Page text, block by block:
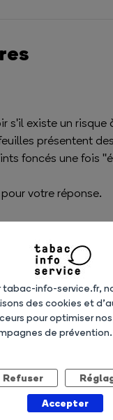
s'il existe un risque
présentent
foncés une fois
votre réponse.
question.
façon un risque à
sur 2.
tabac-info-service.fr,
des cookies et
pour optimiser nos
de prévention.
Refuser
Accepter